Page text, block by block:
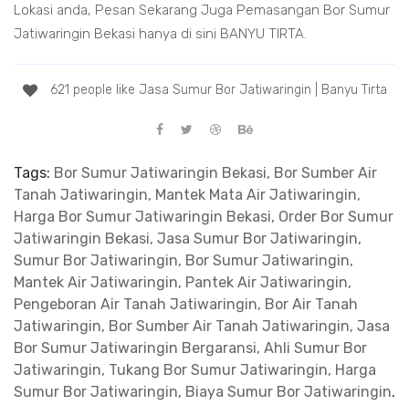
Lokasi anda, Pesan Sekarang Juga Pemasangan Bor Sumur
Jatiwaringin Bekasi hanya di sini BANYU TIRTA.
621 people like Jasa Sumur Bor Jatiwaringin | Banyu Tirta
Tags: Bor Sumur Jatiwaringin Bekasi, Bor Sumber Air
Tanah Jatiwaringin, Mantek Mata Air Jatiwaringin,
Harga Bor Sumur Jatiwaringin Bekasi, Order Bor Sumur
Jatiwaringin Bekasi, Jasa Sumur Bor Jatiwaringin,
Sumur Bor Jatiwaringin, Bor Sumur Jatiwaringin,
Mantek Air Jatiwaringin, Pantek Air Jatiwaringin,
Pengeboran Air Tanah Jatiwaringin, Bor Air Tanah
Jatiwaringin, Bor Sumber Air Tanah Jatiwaringin, Jasa
Bor Sumur Jatiwaringin Bergaransi, Ahli Sumur Bor
Jatiwaringin, Tukang Bor Sumur Jatiwaringin, Harga
Sumur Bor Jatiwaringin, Biaya Sumur Bor Jatiwaringin.